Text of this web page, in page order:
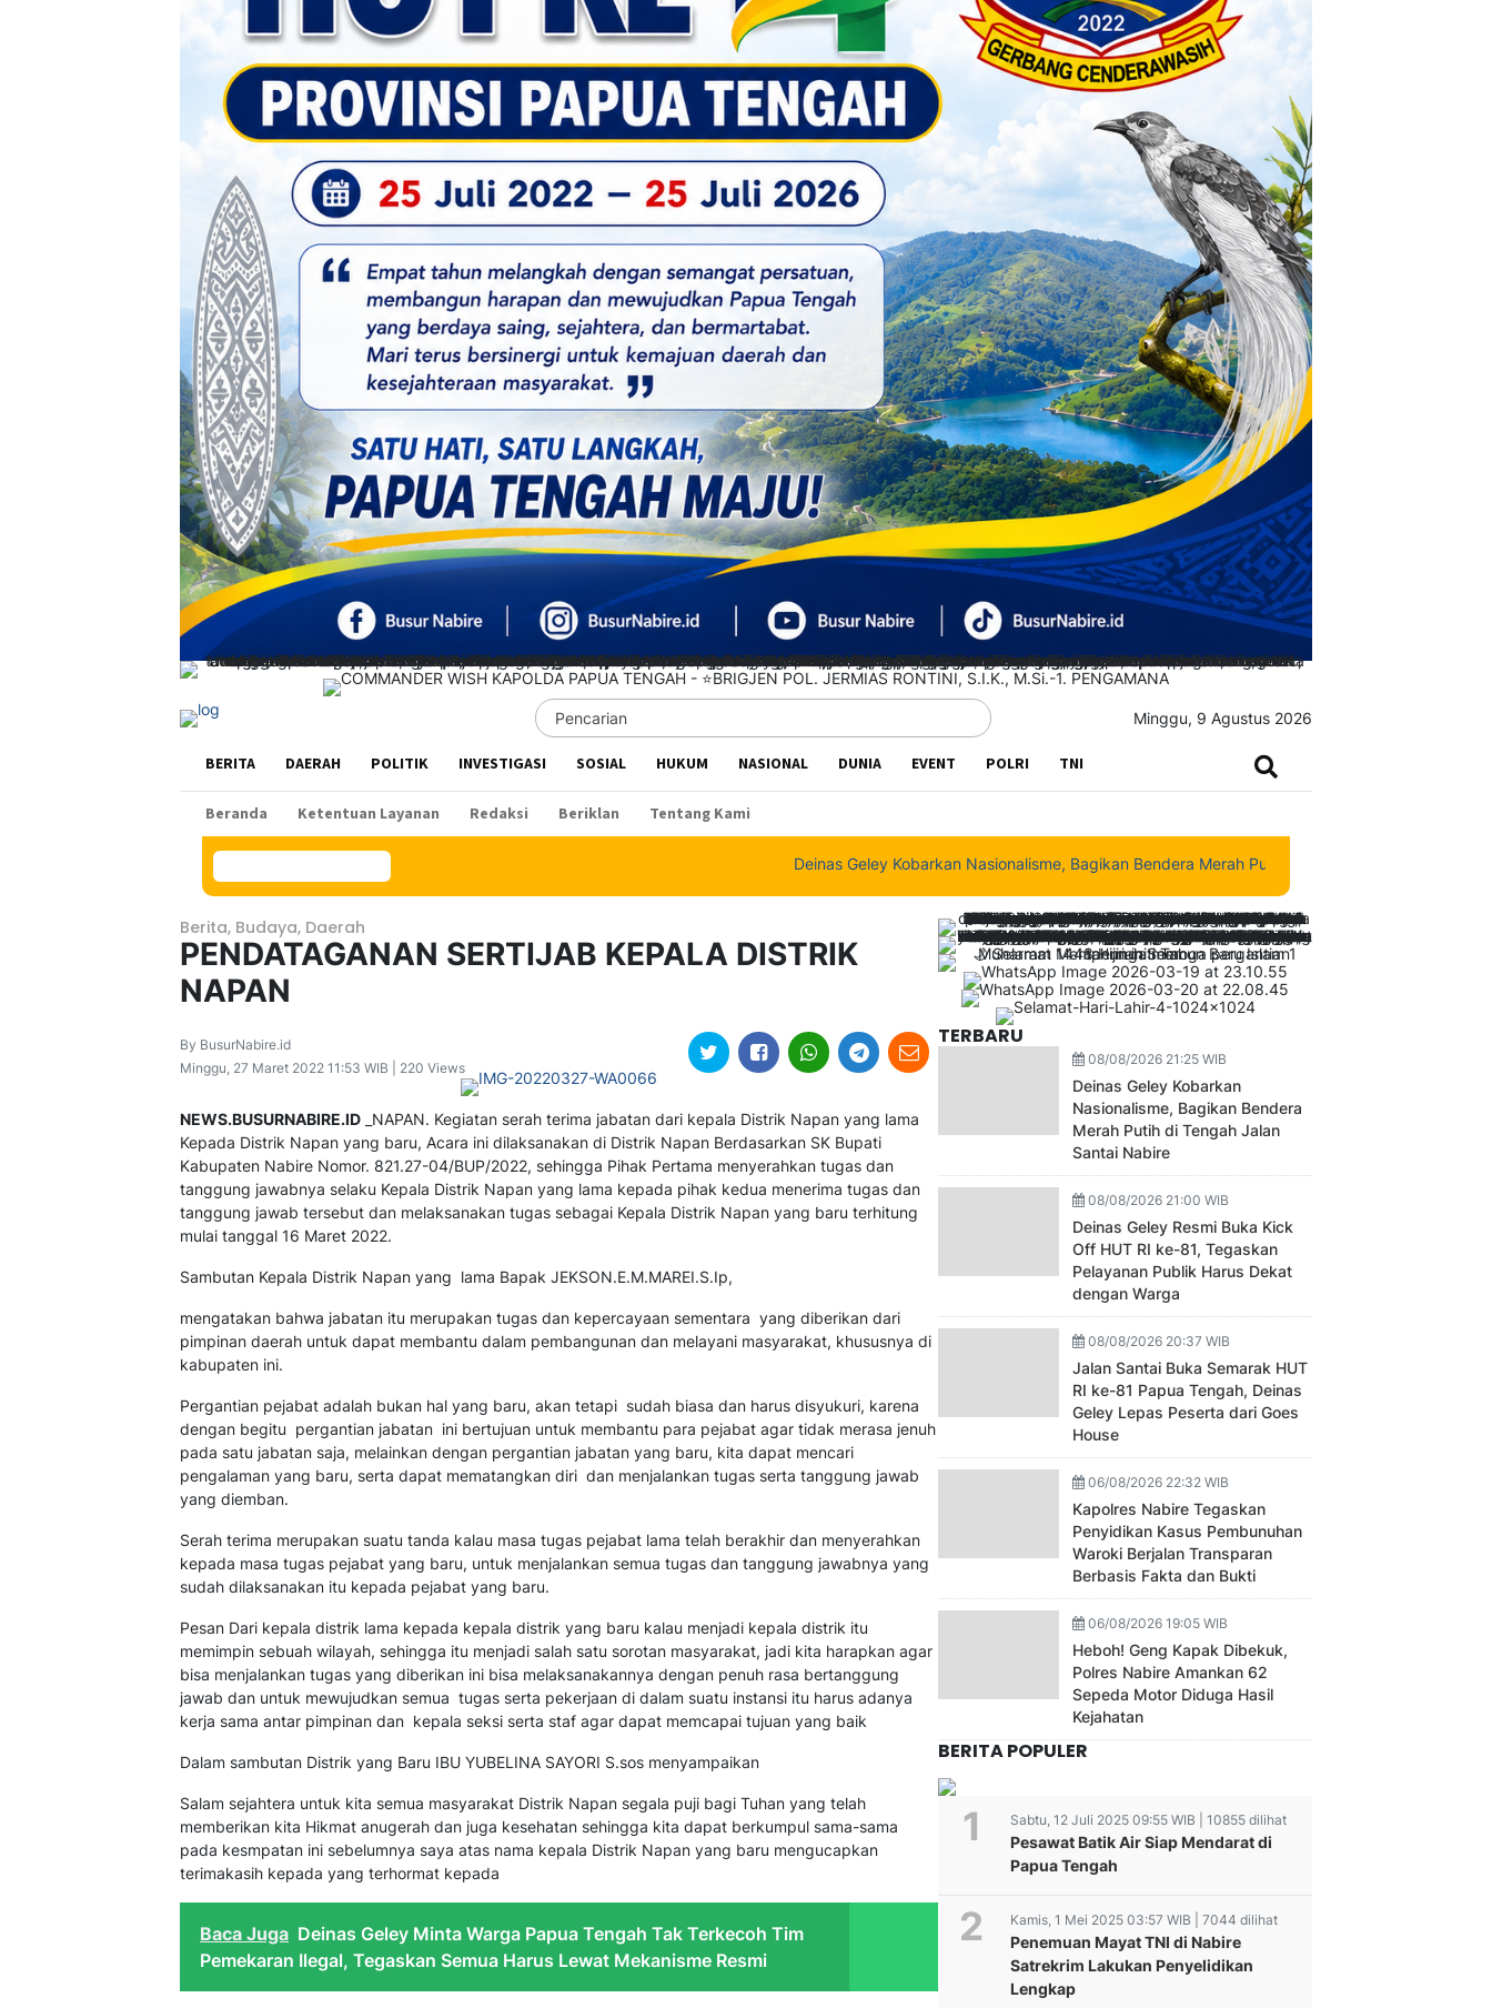
Minggu, 9 Agustus 2026
BERITA DAERAH POLITIK INVESTIGASI SOSIAL HUKUM NASIONAL DUNIA EVENT POLRI TNI
Beranda Ketentuan Layanan Redaksi Beriklan Tentang Kami
Deinas Geley Kobarkan Nasionalisme, Bagikan Bendera Merah Putih di Tengah Jalan Santai Nabire
Berita, Budaya, Daerah
PENDATAGANAN SERTIJAB KEPALA DISTRIK
NAPAN
By BusurNabire.id
Minggu, 27 Maret 2022 11:53 WIB | 220 Views
NEWS.BUSURNABIRE.ID _NAPAN. Kegiatan serah terima jabatan dari kepala Distrik Napan yang lama
Kepada Distrik Napan yang baru, Acara ini dilaksanakan di Distrik Napan Berdasarkan SK Bupati
Kabupaten Nabire Nomor. 821.27-04/BUP/2022, sehingga Pihak Pertama menyerahkan tugas dan
tanggung jawabnya selaku Kepala Distrik Napan yang lama kepada pihak kedua menerima tugas dan
tanggung jawab tersebut dan melaksanakan tugas sebagai Kepala Distrik Napan yang baru terhitung
mulai tanggal 16 Maret 2022.
Sambutan Kepala Distrik Napan yang lama Bapak JEKSON.E.M.MAREI.S.Ip,
mengatakan bahwa jabatan itu merupakan tugas dan kepercayaan sementara yang diberikan dari
pimpinan daerah untuk dapat membantu dalam pembangunan dan melayani masyarakat, khususnya di
kabupaten ini.
Pergantian pejabat adalah bukan hal yang baru, akan tetapi sudah biasa dan harus disyukuri, karena
dengan begitu pergantian jabatan ini bertujuan untuk membantu para pejabat agar tidak merasa jenuh
pada satu jabatan saja, melainkan dengan pergantian jabatan yang baru, kita dapat mencari
pengalaman yang baru, serta dapat mematangkan diri dan menjalankan tugas serta tanggung jawab
yang diemban.
Serah terima merupakan suatu tanda kalau masa tugas pejabat lama telah berakhir dan menyerahkan
kepada masa tugas pejabat yang baru, untuk menjalankan semua tugas dan tanggung jawabnya yang
sudah dilaksanakan itu kepada pejabat yang baru.
Pesan Dari kepala distrik lama kepada kepala distrik yang baru kalau menjadi kepala distrik itu
memimpin sebuah wilayah, sehingga itu menjadi salah satu sorotan masyarakat, jadi kita harapkan agar
bisa menjalankan tugas yang diberikan ini bisa melaksanakannya dengan penuh rasa bertanggung
jawab dan untuk mewujudkan semua tugas serta pekerjaan di dalam suatu instansi itu harus adanya
kerja sama antar pimpinan dan kepala seksi serta staf agar dapat memcapai tujuan yang baik
Dalam sambutan Distrik yang Baru IBU YUBELINA SAYORI S.sos menyampaikan
Salam sejahtera untuk kita semua masyarakat Distrik Napan segala puji bagi Tuhan yang telah
memberikan kita Hikmat anugerah dan juga kesehatan sehingga kita dapat berkumpul sama-sama
pada kesmpatan ini sebelumnya saya atas nama kepala Distrik Napan yang baru mengucapkan
terimakasih kepada yang terhormat kepada
Baca Juga Deinas Geley Minta Warga Papua Tengah Tak Terkecoh Tim
Pemekaran Ilegal, Tegaskan Semua Harus Lewat Mekanisme Resmi
TERBARU
08/08/2026 21:25 WIB
Deinas Geley Kobarkan
Nasionalisme, Bagikan Bendera
Merah Putih di Tengah Jalan
Santai Nabire
08/08/2026 21:00 WIB
Deinas Geley Resmi Buka Kick
Off HUT RI ke-81, Tegaskan
Pelayanan Publik Harus Dekat
dengan Warga
08/08/2026 20:37 WIB
Jalan Santai Buka Semarak HUT
RI ke-81 Papua Tengah, Deinas
Geley Lepas Peserta dari Goes
House
06/08/2026 22:32 WIB
Kapolres Nabire Tegaskan
Penyidikan Kasus Pembunuhan
Waroki Berjalan Transparan
Berbasis Fakta dan Bukti
06/08/2026 19:05 WIB
Heboh! Geng Kapak Dibekuk,
Polres Nabire Amankan 62
Sepeda Motor Diduga Hasil
Kejahatan
BERITA POPULER
Sabtu, 12 Juli 2025 09:55 WIB | 10855 dilihat
Pesawat Batik Air Siap Mendarat di
Papua Tengah
Kamis, 1 Mei 2025 03:57 WIB | 7044 dilihat
Penemuan Mayat TNI di Nabire
Satrekrim Lakukan Penyelidikan
Lengkap